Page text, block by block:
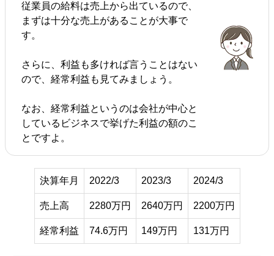
従業員の給料は売上から出ているので、
まずは十分な売上があることが大事で
す。
さらに、利益も多ければ言うことはない
ので、経常利益も見てみましょう。
なお、経常利益というのは会社が中心と
しているビジネスで挙げた利益の額のこ
とですよ。
決算年月 2022/3 2023/3 2024/3
売上高 2280万円 2640万円 2200万円
経常利益 74.6万円 149万円 131万円